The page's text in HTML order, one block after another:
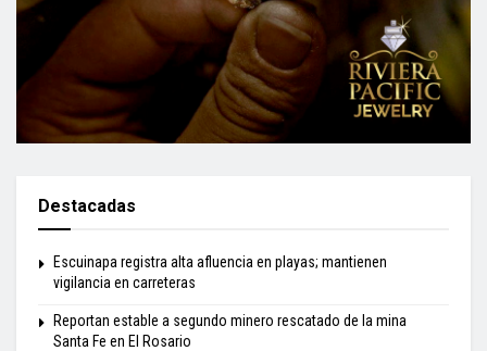
Destacadas
Escuinapa registra alta afluencia en playas; mantienen
vigilancia en carreteras
Reportan estable a segundo minero rescatado de la mina
Santa Fe en El Rosario